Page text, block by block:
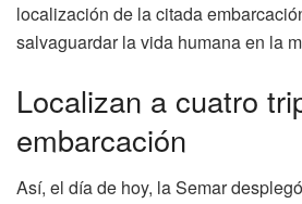
localización de la citada
salvaguardar la vida humana en la
Localizan a cuatro
embarcación
Así, el día de hoy, la Semar